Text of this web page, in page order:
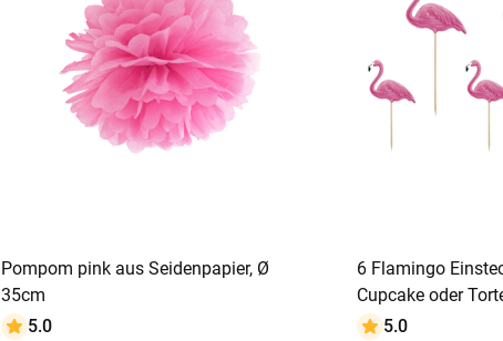
Pompom pink aus Seidenpapier, Ø
35cm
5.0
6 Flamingo
Cupcake oder
5.0